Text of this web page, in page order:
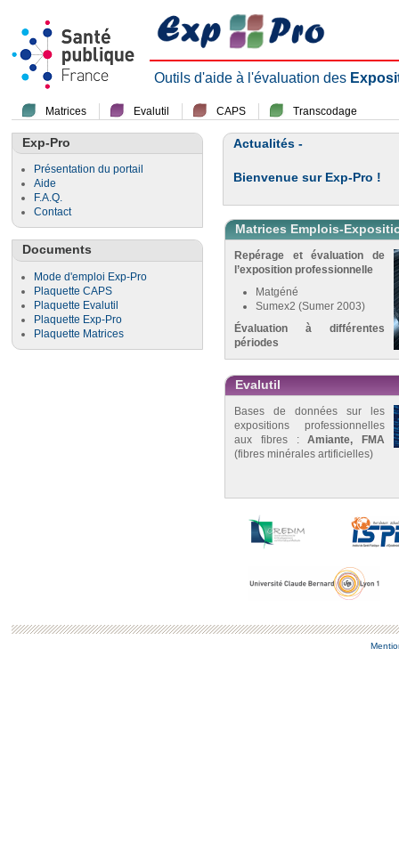
Outils d'aide à l'évaluation des
Matrices Evalutil CAPS Transcodage
Exp-Pro
Présentation du portail
Aide
F.A.Q.
Contact
Documents
Mode d'emploi Exp-Pro
Plaquette CAPS
Plaquette Evalutil
Plaquette Exp-Pro
Plaquette Matrices
Actualités -
Bienvenue sur Exp-Pro !
Matrices Emplois-
Repérage et évaluation de
l’exposition professionnelle
Matgéné
Sumex2 (Sumer 2003)
Évaluation à différentes
périodes
Evalutil
Bases de données sur les
expositions professionnelles
aux fibres :Amiante, FMA
(fibres minérales artificielles)